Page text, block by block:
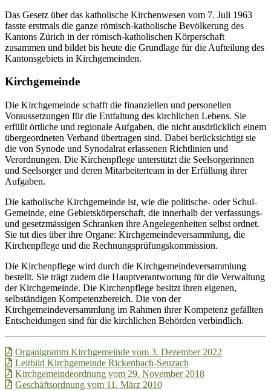
Das Gesetz über das katholische Kirchenwesen vom 7. Juli 1963
fasste erstmals die ganze römisch-katholische Bevölkerung des
Kantons Zürich in der römisch-katholischen Körperschaft
zusammen und bildet bis heute die Grundlage für die Aufteilung des
Kantonsgebiets in Kirchgemeinden.
Kirchgemeinde
Die Kirchgemeinde schafft die finanziellen und personellen
Voraussetzungen für die Entfaltung des kirchlichen Lebens. Sie
erfüllt örtliche und regionale Aufgaben, die nicht ausdrücklich einem
übergeordneten Verband übertragen sind. Dabei berücksichtigt sie
die von Synode und Synodalrat erlassenen Richtlinien und
Verordnungen. Die Kirchenpflege unterstützt die Seelsorgerinnen
und Seelsorger und deren Mitarbeiterteam in der Erfüllung ihrer
Aufgaben.
Die katholische Kirchgemeinde ist, wie die politische- oder Schul-
Gemeinde, eine Gebietskörperschaft, die innerhalb der verfassungs-
und gesetzmässigen Schranken ihre Angelegenheiten selbst ordnet.
Sie tut dies über ihre Organe: Kirchgemeindeversammlung, die
Kirchenpflege und die Rechnungsprüfungskommission.
Die Kirchenpflege wird durch die Kirchgemeindeversammlung
bestellt. Sie trägt zudem die Hauptverantwortung für die Verwaltung
der Kirchgemeinde. Die Kirchenpflege besitzt ihren eigenen,
selbständigen Kompetenzbereich. Die von der
Kirchgemeindeversammlung im Rahmen ihrer Kompetenz gefällten
Entscheidungen sind für die kirchlichen Behörden verbindlich.
Organigramm Kirchgemeinde vom 3. Dezember 2022
Leitbild Kirchgemeinde Rickenbach-Seuzach
Kirchgemeindeordnung vom 29. November 2018
Geschäftsordnung vom 11. März 2010